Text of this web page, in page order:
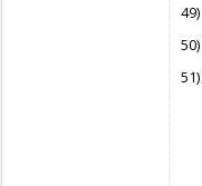
49)
50)
51)